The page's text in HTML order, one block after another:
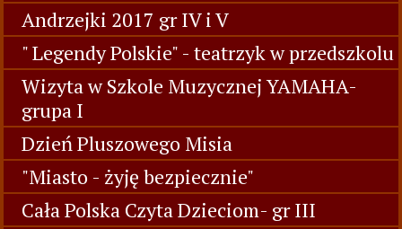
Andrzejki 2017 gr IV i V
" Legendy Polskie" - teatrzyk w przedszkolu
Wizyta w Szkole Muzycznej YAMAHA-
grupa I
Dzień Pluszowego Misia
"Miasto - żyję bezpiecznie"
Cała Polska Czyta Dzieciom- gr III